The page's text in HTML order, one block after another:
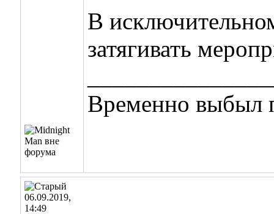
В
затягивать
Временно выбыл
06.09.2019,
14:49